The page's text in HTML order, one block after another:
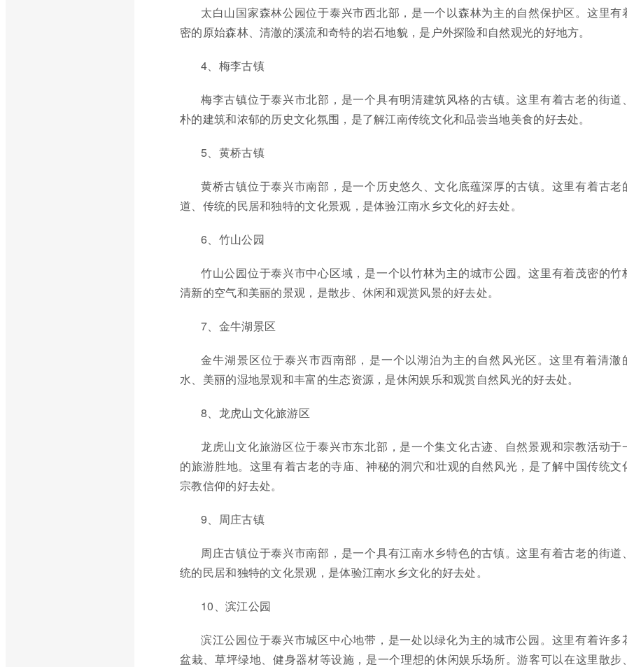
太白山国家森林公园位于泰兴市西北部，是一个以森林为主的自然保护区。这里有
密的原始森林、清澈的溪流和奇特的岩石地貌，是户外探险和自然观光的好地方。
4、梅李古镇
梅李古镇位于泰兴市北部，是一个具有明清建筑风格的古镇。这里有着古老的街道
朴的建筑和浓郁的历史文化氛围，是了解江南传统文化和品尝当地美食的好去处。
5、黄桥古镇
黄桥古镇位于泰兴市南部，是一个历史悠久、文化底蕴深厚的古镇。这里有着古老
道、传统的民居和独特的文化景观，是体验江南水乡文化的好去处。
6、竹山公园
竹山公园位于泰兴市中心区域，是一个以竹林为主的城市公园。这里有着茂密的竹
清新的空气和美丽的景观，是散步、休闲和观赏风景的好去处。
7、金牛湖景区
金牛湖景区位于泰兴市西南部，是一个以湖泊为主的自然风光区。这里有着清澈
水、美丽的湿地景观和丰富的生态资源，是休闲娱乐和观赏自然风光的好去处。
8、龙虎山文化旅游区
龙虎山文化旅游区位于泰兴市东北部，是一个集文化古迹、自然景观和宗教活动于
的旅游胜地。这里有着古老的寺庙、神秘的洞穴和壮观的自然风光，是了解中国传统文
宗教信仰的好去处。
9、周庄古镇
周庄古镇位于泰兴市南部，是一个具有江南水乡特色的古镇。这里有着古老的街道
统的民居和独特的文化景观，是体验江南水乡文化的好去处。
10、滨江公园
滨江公园位于泰兴市城区中心地带，是一处以绿化为主的城市公园。这里有着许多
盆栽、草坪绿地、健身器材等设施，是一个理想的休闲娱乐场所。游客可以在这里散步